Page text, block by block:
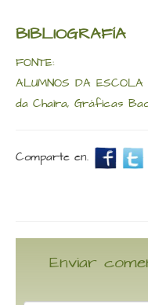
BIBLIOGRAFÍA
FONTE:
ALUMNOS DA ESCOLA
da Chaira, Gráficas
Comparte en.
Enviar